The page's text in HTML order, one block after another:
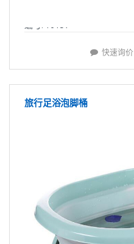
编号: Y6157
快速询价
旅行足浴泡脚桶